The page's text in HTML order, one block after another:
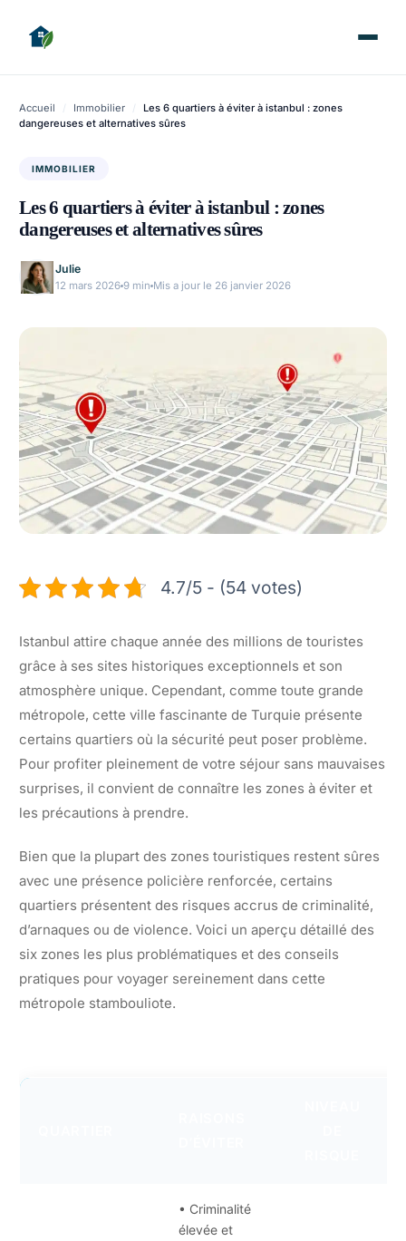
Accueil / Immobilier /
Les 6 quartiers à éviter à istanbul : zones
dangereuses et alternatives sûres
IMMOBILIER
Les 6 quartiers à éviter à istanbul : zones
dangereuses et alternatives sûres
Julie
12 mars 2026 9 min Mis a jour le 26 janvier 2026
4.7/5 - (54 votes)
Istanbul attire chaque année des millions de touristes
grâce à ses sites historiques exceptionnels et son
atmosphère unique. Cependant, comme toute grande
métropole, cette ville fascinante de Turquie présente
certains quartiers où la sécurité peut poser problème.
Pour profiter pleinement de votre séjour sans mauvaises
surprises, il convient de connaître les zones à éviter et
les précautions à prendre.
Bien que la plupart des zones touristiques restent sûres
avec une présence policière renforcée, certains
quartiers présentent des risques accrus de criminalité,
d’arnaques ou de violence. Voici un aperçu détaillé des
six zones les plus problématiques et des conseils
pratiques pour voyager sereinement dans cette
métropole stambouliote.
• Criminalité
élevée et